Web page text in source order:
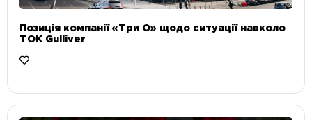
Позиція компанії «Три О» щодо ситуації навколо
ТОК Gulliver